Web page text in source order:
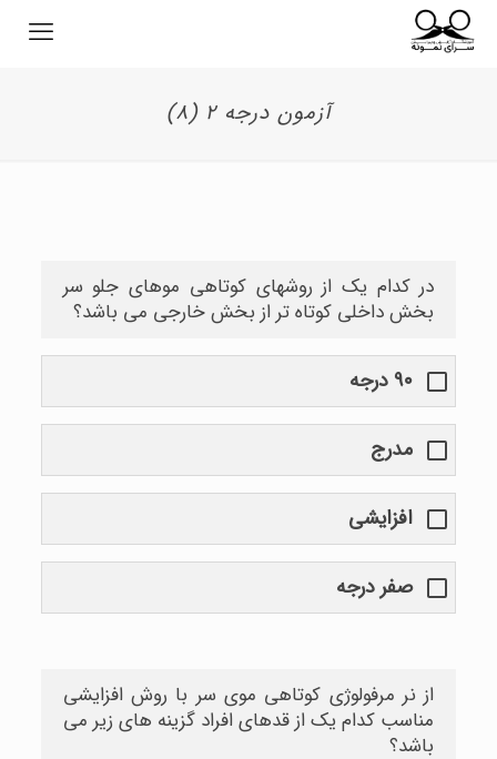
آزمون درجه ۲ (۸)
در کدام یک از روشهای کوتاهی موهای جلو سر
بخش داخلی کوتاه تر از بخش خارجی می باشد؟
۹۰ درجه
مدرج
افزایشی
صفر درجه
از نر مرفولوژی کوتاهی موی سر با روش افزایشی
مناسب کدام یک از قدهای افراد گزینه های زیر می
باشد؟